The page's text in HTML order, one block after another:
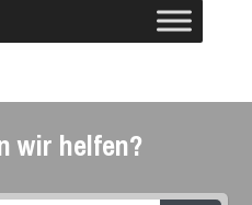
wir helfen?